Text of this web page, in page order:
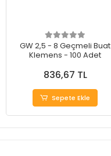
GW 2,5 - 8 Geçmeli Buat
Klemens - 100 Adet
836,67 TL
Sepete Ekle